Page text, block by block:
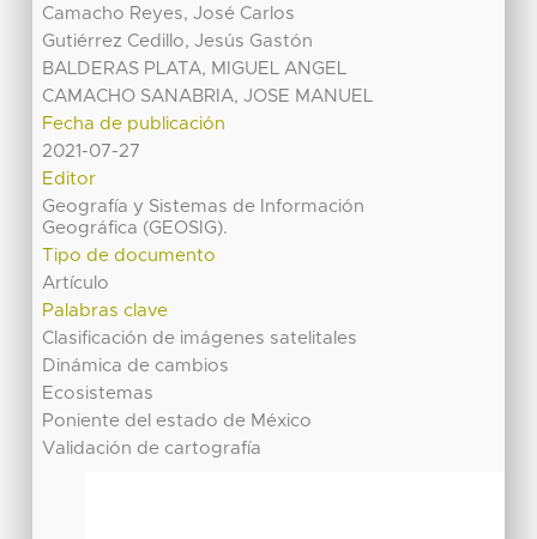
Camacho Reyes, José Carlos
Gutiérrez Cedillo, Jesús Gastón
BALDERAS PLATA, MIGUEL ANGEL
CAMACHO SANABRIA, JOSE MANUEL
Fecha de publicación
2021-07-27
Editor
Geografía y Sistemas de Información
Geográfica (GEOSIG).
Tipo de documento
Artículo
Palabras clave
Clasificación de imágenes satelitales
Dinámica de cambios
Ecosistemas
Poniente del estado de México
Validación de cartografía